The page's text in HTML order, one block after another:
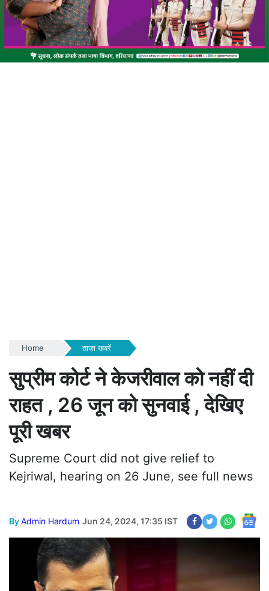
Home ताज़ा खबरें
सुप्रीम कोर्ट ने केजरीवाल को नहीं दी
राहत , 26 जून को सुनवाई , देखिए
पूरी खबर
Supreme Court did not give relief to
Kejriwal, hearing on 26 June, see full news
ByAdmin Hardum Jun 24, 2024, 17:35 IST